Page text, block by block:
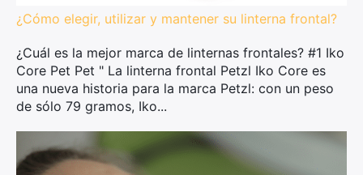
¿Cómo elegir, utilizar y mantener su linterna frontal?
¿Cuál es la mejor marca de linternas frontales? #1 Iko
Core Pet Pet " La linterna frontal Petzl Iko Core es
una nueva historia para la marca Petzl: con un peso
de sólo 79 gramos, Iko...